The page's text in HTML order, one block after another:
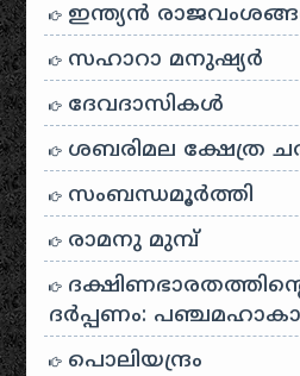
ഇന്ത്യൻ
സഹാറാ മനുഷ്യർ
ദേവദാസികൾ
ശബരിമല ക്ഷേത്ര
സംബന്ധമൂർത്തി
രാമനു മുമ്പ്
ദർപ്പണം:
പൊലിയന്ദ്രം